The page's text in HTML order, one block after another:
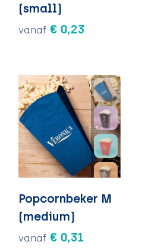
(small)
vanaf € 0,23
Popcornbeker M
(medium)
vanaf € 0,31